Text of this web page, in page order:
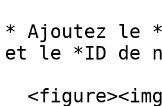
* Ajoutez le
et le *ID de